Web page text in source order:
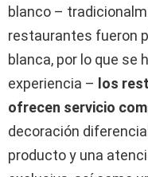
blanco –
restaurantes fueron
blanca, por lo que se
experiencia – los
ofrecen servicio
decoración
producto y una